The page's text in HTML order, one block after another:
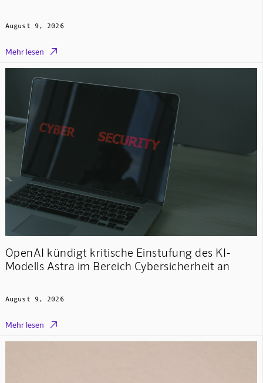
August 9, 2026
Mehr lesen 
OpenAI kündigt kritische Einstufung des KI-
Modells Astra im Bereich Cybersicherheit an
August 9, 2026
Mehr lesen 